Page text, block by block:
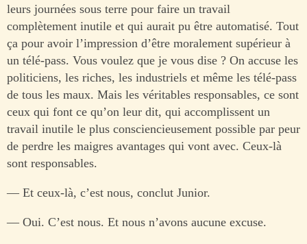
leurs journées sous terre pour faire un travail
complètement inutile et qui aurait pu être automatisé. Tout
ça pour avoir l’impression d’être moralement supérieur à
un télé-pass. Vous voulez que je vous dise ? On accuse les
politiciens, les riches, les industriels et même les télé-pass
de tous les maux. Mais les véritables responsables, ce sont
ceux qui font ce qu’on leur dit, qui accomplissent un
travail inutile le plus consciencieusement possible par peur
de perdre les maigres avantages qui vont avec. Ceux-là
sont responsables.
— Et ceux-là, c’est nous, conclut Junior.
— Oui. C’est nous. Et nous n’avons aucune excuse.